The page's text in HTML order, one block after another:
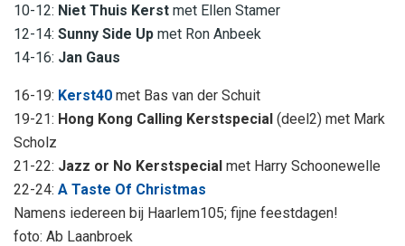
10-12: Niet Thuis Kerst met Ellen Stamer
12-14: Sunny Side Up met Ron Anbeek
14-16: Jan Gaus
16-19: Kerst40 met Bas van der Schuit
19-21: Hong Kong Calling Kerstspecial (deel2) met Mark
Scholz
21-22: Jazz or No Kerstspecial met Harry Schoonewelle
22-24: A Taste Of Christmas
Namens iedereen bij Haarlem105; fijne feestdagen!
foto: Ab Laanbroek